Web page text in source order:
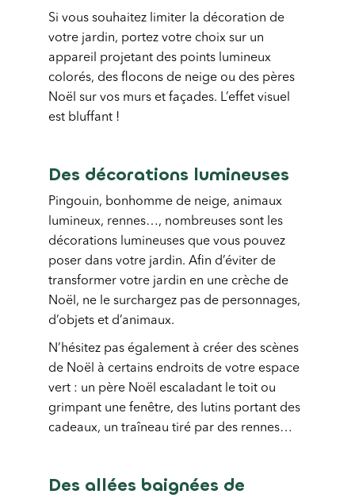
Si vous souhaitez limiter la décoration de
votre jardin, portez votre choix sur un
appareil projetant des points lumineux
colorés, des flocons de neige ou des pères
Noël sur vos murs et façades. L’effet visuel
est bluffant !
Des décorations lumineuses
Pingouin, bonhomme de neige, animaux
lumineux, rennes…, nombreuses sont les
décorations lumineuses que vous pouvez
poser dans votre jardin. Afin d’éviter de
transformer votre jardin en une crèche de
Noël, ne le surchargez pas de personnages,
d’objets et d’animaux.
N’hésitez pas également à créer des scènes
de Noël à certains endroits de votre espace
vert : un père Noël escaladant le toit ou
grimpant une fenêtre, des lutins portant des
cadeaux, un traîneau tiré par des rennes…
Des allées baignées de